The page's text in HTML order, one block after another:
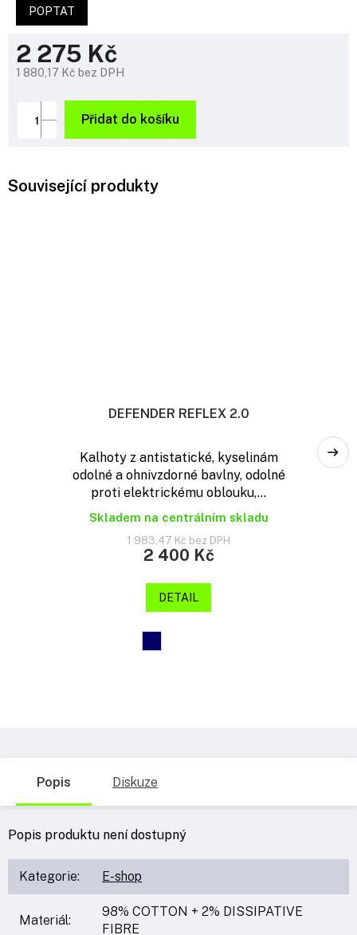
2 275 Kč
1 880,17 Kč bez DPH
cena:
Přidat do košíku
POPTAT
Související produkty
DEFENDER REFLEX 2.0
Kalhoty z antistatické, kyselinám
odolné a ohnivzdorné bavlny, odolné
proti elektrickému oblouku,...
Skladem na centrálním skladu
1 983,47 Kč bez DPH
2 400 Kč
DETAIL
Popis Diskuze
Popis produktu není dostupný
Kategorie: E-shop
Materiál:
98% COTTON + 2% DISSIPATIVE
FIBRE